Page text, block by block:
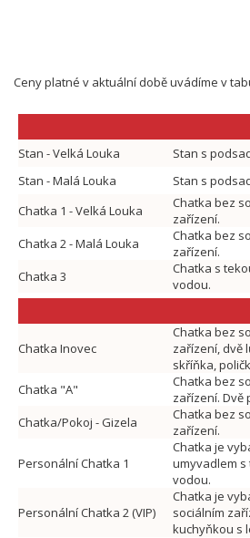
Ceny platné v aktuální době uvádíme v
Stan - Velká Louka
Stan s
Stan - Malá Louka
Stan s
Chatka 1 - Velká Louka
Chatka bez
zařízení.
Chatka 2 - Malá Louka
Chatka bez
zařízení.
Chatka 3
Chatka s
vodou.
Chatka Inovec
Chatka bez
zařízení, dvě
skříňka,
Chatka "A"
Chatka bez
zařízení. Dvě
Chatka/Pokoj - Gizela
Chatka bez
zařízení.
Personální Chatka 1
Chatka je
umyvadlem s
vodou.
Personální Chatka 2 (VIP)
Chatka je
sociálním
kuchyňkou s